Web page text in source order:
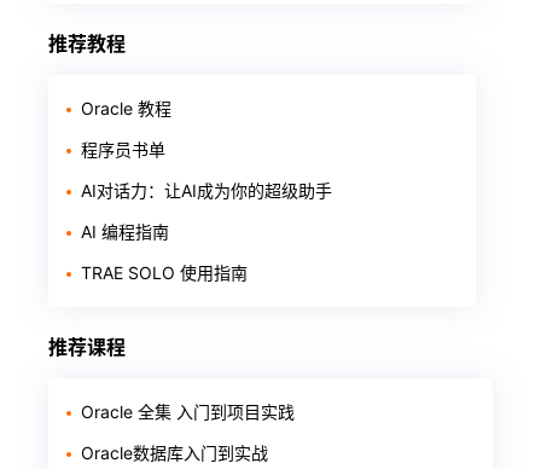
推荐教程
Oracle 教程
程序员书单
AI对话力：让AI成为你的超级助手
AI 编程指南
TRAE SOLO 使用指南
推荐课程
Oracle 全集 入门到项目实践
Oracle数据库入门到实战